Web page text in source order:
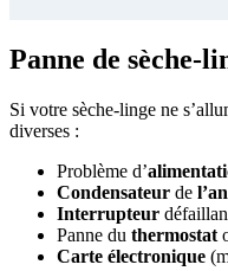
Panne de sèche-
Si votre sèche-linge ne
diverses :
Problème d’
Condensateur de
Interrupteur
Panne du thermostat
Carte électronique